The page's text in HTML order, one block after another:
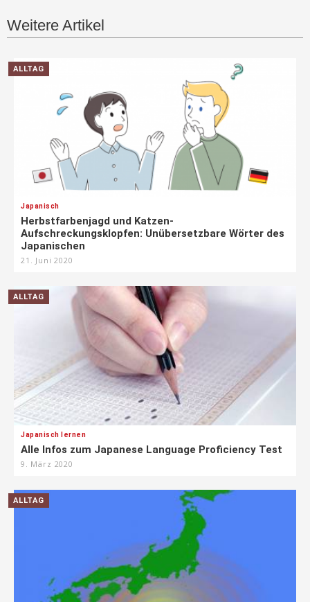
Weitere Artikel
ALLTAG
Japanisch
Herbstfarbenjagd und Katzen-
Aufschreckungsklopfen: Unübersetzbare Wörter des
Japanischen
21. Juni 2020
ALLTAG
Japanisch lernen
Alle Infos zum Japanese Language Proficiency Test
9. März 2020
ALLTAG